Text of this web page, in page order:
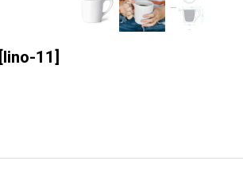
[lino-11]